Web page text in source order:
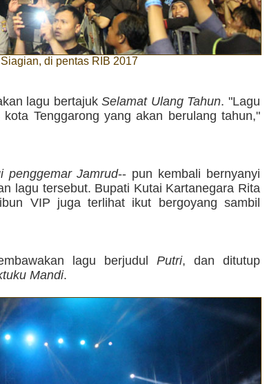
di pentas RIB 2017
lagu bertajukSelamat Ulang Tahun. "Lagu
Tenggarong yang akan berulang tahun,"
penggemar Jamrud-- pun kembali bernyanyi
lagu tersebut. Bupati Kutai Kartanegara Rita
VIP juga terlihat ikut bergoyang sambil
lagu berjudul Putri, dan ditutup
Mandi.